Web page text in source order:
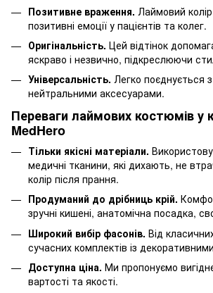
Позитивне враження. Лаймовий колір
позитивні емоції у пацієнтів та колег.
Оригінальність. Цей відтінок
яскраво і незвично, підкреслюючи
Універсальність. Легко поєднується
нейтральними аксесуарами.
Переваги лаймових костюмів у
MedHero
Тільки якісні матеріали.
медичні тканини, які дихають, не
колір після прання.
Продуманий до дрібниць крій.
зручні кишені, анатомічна посадка,
Широкий вибір фасонів. Від
сучасних комплектів із
Доступна ціна. Ми пропонуємо
вартості та якості.